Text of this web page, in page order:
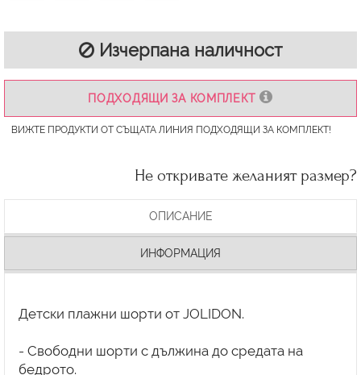
Изчерпана наличност
ПОДХОДЯЩИ ЗА КОМПЛЕКТ
ВИЖТЕ ПРОДУКТИ ОТ СЪЩАТА ЛИНИЯ ПОДХОДЯЩИ ЗА КОМПЛЕКТ!
Не откривате желаният размер?
ОПИСАНИЕ
ИНФОРМАЦИЯ
Детски плажни шорти от JOLIDON.
- Свободни шорти с дължина до средата на
бедрото.